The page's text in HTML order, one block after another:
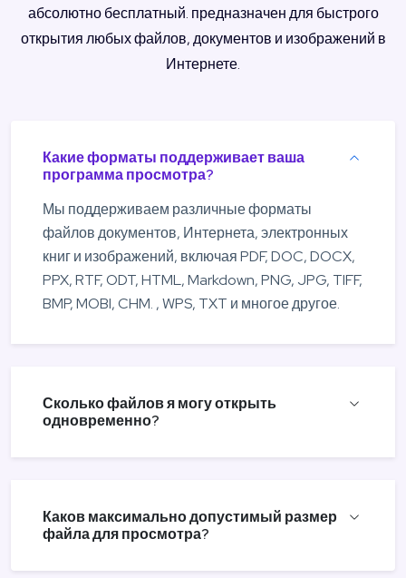
абсолютно бесплатный. предназначен для быстрого
открытия любых файлов, документов и изображений в
Интернете.
Какие форматы поддерживает ваша
программа просмотра?
Мы поддерживаем различные форматы
файлов документов, Интернета, электронных
книг и изображений, включая PDF, DOC, DOCX,
PPX, RTF, ODT, HTML, Markdown, PNG, JPG, TIFF,
BMP, MOBI, CHM. , WPS, TXT и многое другое.
Сколько файлов я могу открыть
одновременно?
Каков максимально допустимый размер
файла для просмотра?